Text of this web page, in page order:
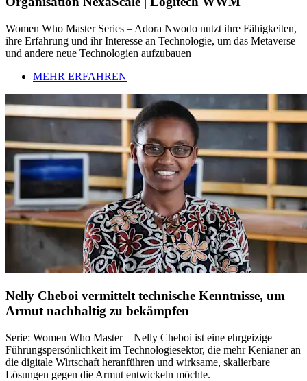
Women Who Master Series – Adora Nwodo nutzt ihre Fähigkeiten,
ihre Erfahrung und ihr Interesse an Technologie, um das Metaverse
und andere neue Technologien aufzubauen
MEHR ERFAHREN
Nelly Cheboi vermittelt technische Kenntnisse, um
Armut nachhaltig zu bekämpfen
Serie: Women Who Master – Nelly Cheboi ist eine ehrgeizige
Führungspersönlichkeit im Technologiesektor, die mehr Kenianer an
die digitale Wirtschaft heranführen und wirksame, skalierbare
Lösungen gegen die Armut entwickeln möchte.